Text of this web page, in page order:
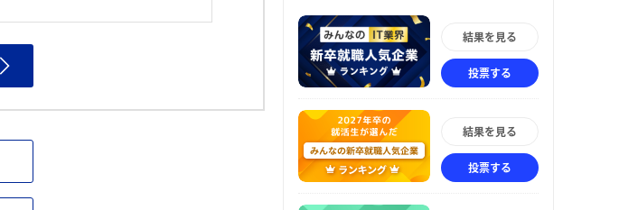
結果を見る
投票する
結果を見る
投票する